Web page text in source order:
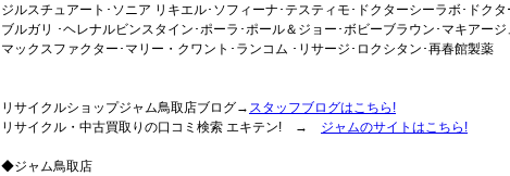
ジルスチュアート･ソニア リキエル･ソフィーナ･テスティモ･ドクターシーラボ･ドク
ブルガリ ･ヘレナルビンスタイン･ポーラ･ポール＆ジョー･ボビーブラウン･マキアー
マックスファクター･マリー・クワント･ランコム ･リサージ･ロクシタン･再春館製薬
リサイクルショップジャム鳥取店ブログ→ スタッフブログはこちら!
リサイクル・中古買取りの口コミ検索 エキテン! → ジャムのサイトはこちら!
◆ジャム鳥取店